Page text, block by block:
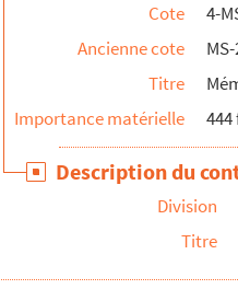
Sandoz, sculpteur, 2-6
les gérants de ses propriétés
et 171 boulevard du
: locataires de l'immeuble 4-6
Mémoires des travaux,
Sandoz (suite)
Cote
4-
Ancienne cote
Titre
Importance matérielle
Description du
Division
Titre